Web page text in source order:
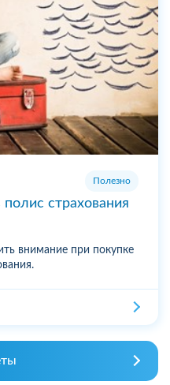
Полезно
страхования
внимание при покупке